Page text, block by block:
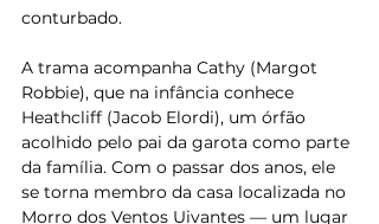
conturbado.
A trama acompanha Cathy (Margot
Robbie), que na infância conhece
Heathcliff (Jacob Elordi), um órfão
acolhido pelo pai da garota como parte
da família. Com o passar dos anos, ele
se torna membro da casa localizada no
Morro dos Ventos Uivantes — um lugar